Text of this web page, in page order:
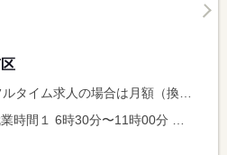
（換算額）、パート求人の場合は時間額を表示しています。